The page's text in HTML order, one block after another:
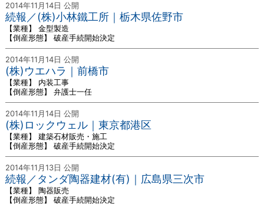
2014年11月14日 公開
続報／(株)小林鐵工所｜栃木県佐野市
【業種】 金型製造
【倒産形態】 破産手続開始決定
2014年11月14日 公開
(株)ウエハラ｜前橋市
【業種】 内装工事
【倒産形態】 弁護士一任
2014年11月14日 公開
(株)ロックウェル｜東京都港区
【業種】 建築石材販売・施工
【倒産形態】 破産手続開始決定
2014年11月13日 公開
続報／タンダ陶器建材(有)｜広島県三次市
【業種】 陶器販売
【倒産形態】 破産手続開始決定